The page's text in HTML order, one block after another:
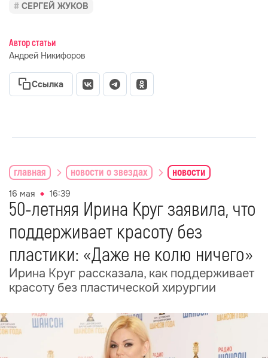
СЕРГЕЙ ЖУКОВ
Автор статьи
Андрей Никифоров
Ссылка
главная новости о звездах новости
16 мая 16:39
50-летняя Ирина Круг заявила, что
поддерживает красоту без
пластики: «Даже не колю ничего»
Ирина Круг рассказала, как поддерживает
красоту без пластической хирургии